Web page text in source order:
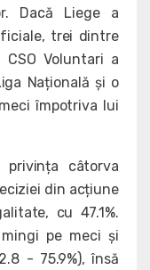
Dacă Liege a
trei dintre
Voluntari a
Națională și o
împotriva lui
câtorva
din acțiune
cu 47.1%.
pe meci și
- 75.9%), însă